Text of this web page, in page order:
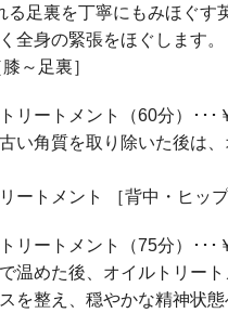
足裏を丁寧にもみほぐす
全身の緊張をほぐします。
～足裏］
リートメント（60分）･･･
い角質を取り除いた後は
トメント ［背中・ヒップ
リートメント（75分）･･･
温めた後、オイルトリー
を整え、穏やかな精神状態